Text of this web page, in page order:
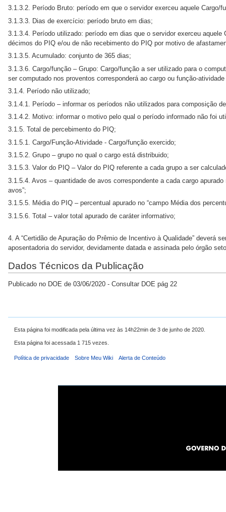
3.1.3.2. Período Bruto: período em que o servidor exerceu aquele Cargo/
3.1.3.3. Dias de exercício: período bruto em dias;
3.1.3.4. Período utilizado: período em dias que o servidor exerceu
décimos do PIQ e/ou de não recebimento do PIQ por motivo de
3.1.3.5. Acumulado: conjunto de 365 dias;
3.1.3.6. Cargo/função – Grupo: Cargo/função a ser utilizado para o
ser computado nos proventos corresponderá ao cargo ou função-
3.1.4. Período não utilizado;
3.1.4.1. Período – informar os períodos não utilizados para composição
3.1.4.2. Motivo: informar o motivo pelo qual o período informado não foi
3.1.5. Total de percebimento do PIQ;
3.1.5.1. Cargo/Função-Atividade - Cargo/função exercido;
3.1.5.2. Grupo – grupo no qual o cargo está distribuido;
3.1.5.3. Valor do PIQ – Valor do PIQ referente a cada grupo a ser
3.1.5.4. Avos – quantidade de avos correspondente a cada cargo
avos”;
3.1.5.5. Média do PIQ – percentual apurado no “campo Média dos
3.1.5.6. Total – valor total apurado de caráter informativo;
4. A “Certidão de Apuração do Prêmio de Incentivo à Qualidade” deverá
aposentadoria do servidor, devidamente datada e assinada pelo órgão
Dados Técnicos da Publicação
Publicado no DOE de 03/06/2020 - Consultar DOE pág 22
Esta página foi modificada pela última vez às 14h22min de 3 de junho de 2020.
Esta página foi acessada 1 715 vezes.
Política de privacidade Sobre Meu Wiki Alerta de Conteúdo